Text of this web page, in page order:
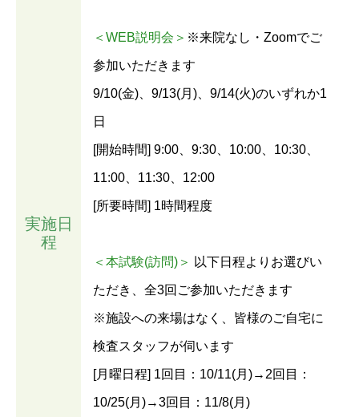
実施日
程
＜WEB説明会＞ ※来院なし・Zoomでご
参加いただきます
9/10(金)、9/13(月)、9/14(火)のいずれか1
日
[開始時間] 9:00、9:30、10:00、10:30、
11:00、11:30、12:00
[所要時間] 1時間程度
＜本試験(訪問)＞ 以下日程よりお選びい
ただき、全3回ご参加いただきます
※施設への来場はなく、皆様のご自宅に
検査スタッフが伺います
[月曜日程] 1回目：10/11(月)→2回目：
10/25(月)→3回目：11/8(月)